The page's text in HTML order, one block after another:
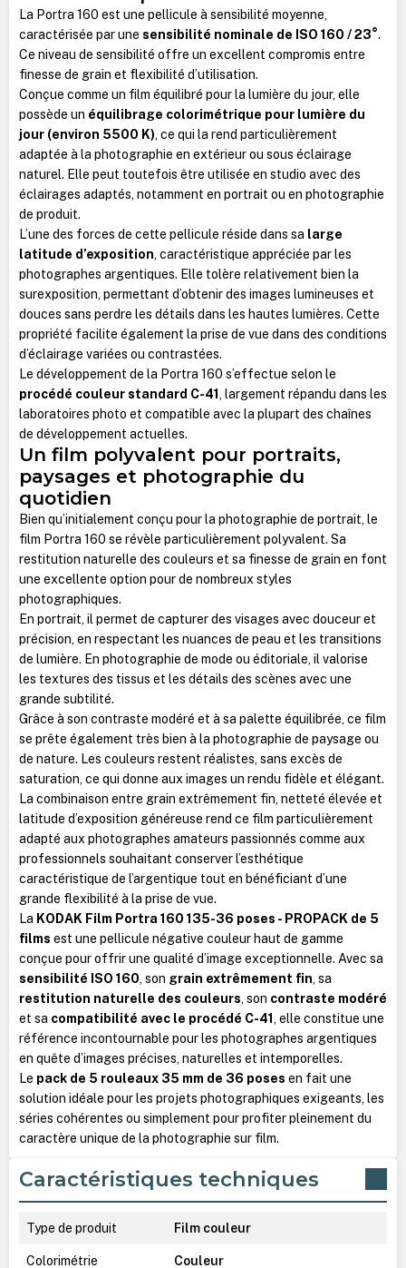
La Portra 160 est une pellicule à sensibilité moyenne,
caractérisée par une sensibilité nominale de ISO 160 / 23°.
Ce niveau de sensibilité offre un excellent compromis entre
finesse de grain et flexibilité d’utilisation.
Conçue comme un film équilibré pour la lumière du jour, elle
possède un équilibrage colorimétrique pour lumière du
jour (environ 5500 K), ce qui la rend particulièrement
adaptée à la photographie en extérieur ou sous éclairage
naturel. Elle peut toutefois être utilisée en studio avec des
éclairages adaptés, notamment en portrait ou en photographie
de produit.
L’une des forces de cette pellicule réside dans sa large
latitude d’exposition, caractéristique appréciée par les
photographes argentiques. Elle tolère relativement bien la
surexposition, permettant d’obtenir des images lumineuses et
douces sans perdre les détails dans les hautes lumières. Cette
propriété facilite également la prise de vue dans des conditions
d’éclairage variées ou contrastées.
Le développement de la Portra 160 s’effectue selon le
procédé couleur standard C-41 , largement répandu dans les
laboratoires photo et compatible avec la plupart des chaînes
de développement actuelles.
Un film polyvalent pour portraits,
paysages et photographie du
quotidien
Bien qu’initialement conçu pour la photographie de portrait, le
film Portra 160 se révèle particulièrement polyvalent. Sa
restitution naturelle des couleurs et sa finesse de grain en font
une excellente option pour de nombreux styles
photographiques.
En portrait, il permet de capturer des visages avec douceur et
précision, en respectant les nuances de peau et les transitions
de lumière. En photographie de mode ou éditoriale, il valorise
les textures des tissus et les détails des scènes avec une
grande subtilité.
Grâce à son contraste modéré et à sa palette équilibrée, ce film
se prête également très bien à la photographie de paysage ou
de nature. Les couleurs restent réalistes, sans excès de
saturation, ce qui donne aux images un rendu fidèle et élégant.
La combinaison entre grain extrêmement fin, netteté élevée et
latitude d’exposition généreuse rend ce film particulièrement
adapté aux photographes amateurs passionnés comme aux
professionnels souhaitant conserver l’esthétique
caractéristique de l’argentique tout en bénéficiant d’une
grande flexibilité à la prise de vue.
La KODAK Film Portra 160 135-36 poses - PROPACK de 5
films est une pellicule négative couleur haut de gamme
conçue pour offrir une qualité d’image exceptionnelle. Avec sa
sensibilité ISO 160, son grain extrêmement fin, sa
restitution naturelle des couleurs, son contraste modéré
et sa compatibilité avec le procédé C-41 , elle constitue une
référence incontournable pour les photographes argentiques
en quête d’images précises, naturelles et intemporelles.
Le pack de 5 rouleaux 35 mm de 36 poses en fait une
solution idéale pour les projets photographiques exigeants, les
séries cohérentes ou simplement pour profiter pleinement du
caractère unique de la photographie sur film.
Caractéristiques techniques
Type de produit Film couleur
Colorimétrie Couleur